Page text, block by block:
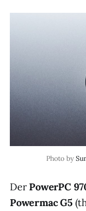
Photo by
Der PowerPC
Powermac G5